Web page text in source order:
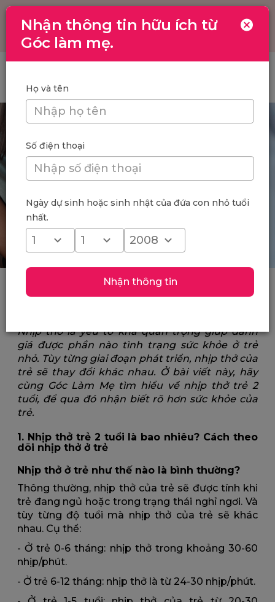
Toggle
navigation
Nhận thông tin hữu ích từ
Góc làm mẹ.
Họ và tên
Số điện thoại
Ngày dự sinh hoặc sinh nhật của đứa con nhỏ tuổi
nhất.
Nhận thông tin
dấu hiệu bệnh lý?
Nhịp thở trẻ 2 tuổi: khi nào là bình thường, khi nào là
Nhịp thở là yếu tố khá quan trọng giúp đánh
giá được phần nào tình trạng sức khỏe ở trẻ
nhỏ. Tùy từng giai đoạn phát triển, nhịp thở của
trẻ sẽ thay đổi khác nhau. Ở bài viết này, hãy
cùng Góc Làm Mẹ tìm hiểu về nhịp thở trẻ 2
tuổi, để qua đó nhận biết rõ hơn sức khỏe của
trẻ.
1. Nhịp thở trẻ 2 tuổi là bao nhiêu? Cách theo
dõi nhịp thở ở trẻ
Nhịp thở ở trẻ như thế nào là bình thường?
Thông thường, nhịp thở của trẻ sẽ được tính khi
trẻ đang ngủ hoặc trong trạng thái nghỉ ngơi. Và
tùy từng độ tuổi mà nhịp thở của trẻ sẽ khác
nhau. Cụ thể:
- Ở trẻ 0-6 tháng: nhịp thở trong khoảng 30-60
nhịp/phút.
- Ở trẻ 6-12 tháng: nhịp thở là từ 24-30 nhịp/phút.